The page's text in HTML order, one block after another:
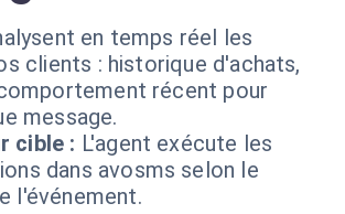
en temps réel les
clients : historique d'achats,
récent pour
message.
cible : L'agent exécute les
dans avosms selon le
l'événement.